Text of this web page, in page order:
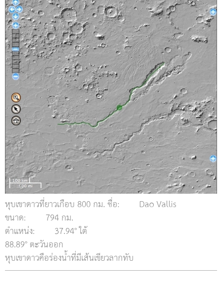
หุบเขาดาวที่ยาวเกือบ 800 กม. ชื่อ: Dao Vallis
ขนาด: 794 กม.
ตำแหน่ง: 37.94° ใต้
88.89° ตะวันออก
หุบเขาดาวคือร่องน้ำที่มีเส้นเขียวลากทับ